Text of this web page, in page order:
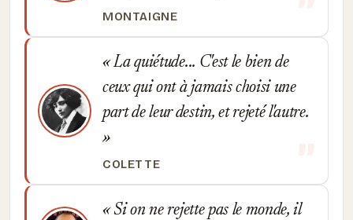
MONTAIGNE
La quiétude... C'est le bien de
ceux qui ont à jamais choisi une
part de leur destin, et rejeté l'autre.
COLETTE
Si on ne rejette pas le monde, il